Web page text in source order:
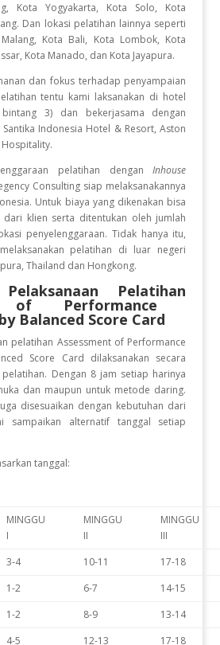
Kota Yogyakarta, Kota Solo, Kota
Dan lokasi pelatihan lainnya seperti
Kota Bali, Kota Lombok, Kota
Kota Manado, dan Kota Jayapura.
dan fokus terhadap penyampaian
tentu kami laksanakan di hotel
3) dan bekerjasama dengan
Indonesia Hotel & Resort, Aston
Hospitality.
pelatihan denganInhouse
Consulting siap melaksanakannya
Untuk biaya yang dikenakan bisa
dari klien serta ditentukan oleh jumlah
penyelenggaraan. Tidak hanya itu,
pelatihan di luar negeri
Thailand dan Hongkong.
Pelatihan
of Performance
Balanced Score Card
pelatihan Assessment of Performance
Score Card dilaksanakan secara
Dengan 8 jam setiap harinya
dan maupun untuk metode daring.
disesuaikan dengan kebutuhan dari
sampaikan alternatif tanggal setiap
tanggal:
MINGGU
I
MINGGU
II
MINGGU
III
3-4 10-11
17-18
1-2 6-7
14-15
1-2 8-9
13-14
4-5 12-13 17-18